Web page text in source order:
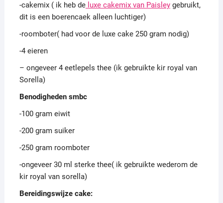
-cakemix ( ik heb deluxe cakemix van Paisleygebruikt,
dit is een boerencaek alleen luchtiger)
-roomboter( had voor de luxe cake 250 gram nodig)
-4 eieren
– ongeveer 4 eetlepels thee (ik gebruikte kir royal van
Sorella)
Benodigheden smbc
-100 gram eiwit
-200 gram suiker
-250 gram roomboter
-ongeveer 30 ml sterke thee( ik gebruikte wederom de
kir royal van sorella)
Bereidingswijze cake: